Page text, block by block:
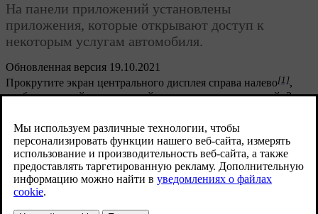
Обновленная версия 19.10.2021
На панели приложений установлены
приложения, которые открывают доступ к
некоторым услугам автомобиля.
Прокрутите экран центрального дисплея справа налево[1],
чтобы с главной панели перейти на панель приложений. Здесь
а также приложения для встроенных функций, например,
радио .